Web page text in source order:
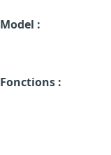
Model :
Fonctions :